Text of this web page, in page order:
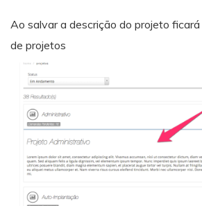
Ao salvar a descrição do projeto
de projetos